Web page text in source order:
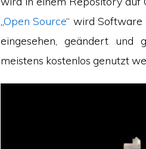
„Open Source“ wird Software
eingesehen, geändert und
meistens kostenlos genutzt